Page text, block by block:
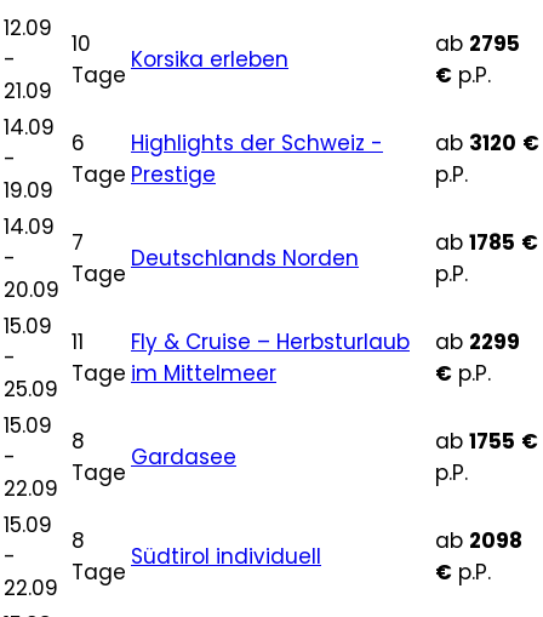
12.09
-
21.09
10
Tage
Korsika erleben
ab 2795
€ p.P.
14.09
-
19.09
6
Tage
Highlights der Schweiz -
Prestige
ab 3120 €
p.P.
14.09
-
20.09
7
Tage
Deutschlands Norden
ab 1785 €
p.P.
15.09
-
25.09
11
Tage
Fly & Cruise – Herbsturlaub
im Mittelmeer
ab 2299
€ p.P.
15.09
-
22.09
8
Tage
Gardasee
ab 1755 €
p.P.
15.09
-
22.09
8
Tage
Südtirol individuell
ab 2098
€ p.P.